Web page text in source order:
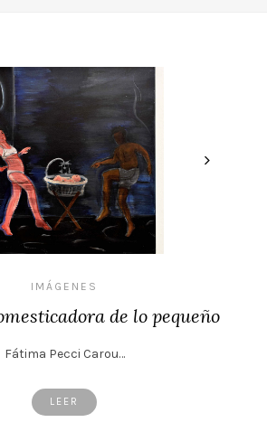
IMÁGENES
de lo pequeño
Fátima Pecci Carou…
LEER